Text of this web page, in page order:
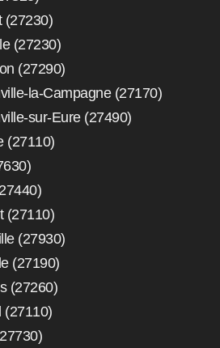
(27230)
(27230)
(27290)
la-Campagne (27170)
sur-Eure (27490)
(27110)
(27110)
(27930)
(27190)
(27260)
(27110)